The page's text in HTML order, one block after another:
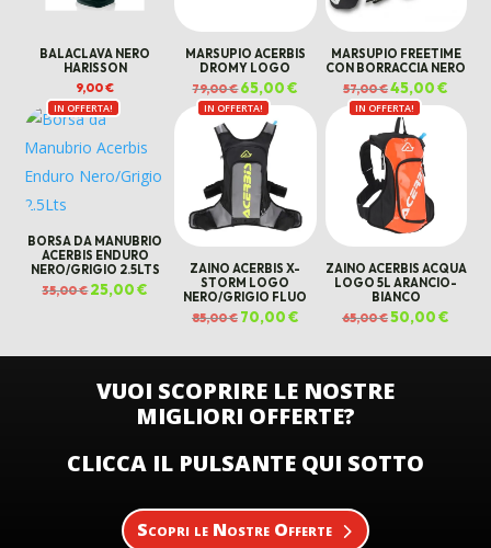
BALACLAVA NERO
HARISSON
9,00€
MARSUPIO ACERBIS
DROMY LOGO
79,00€Il
prezzo
originale
era:
79,00 €.
65,00€
attuale
65,00 €.
MARSUPIO FREETIME
CON BORRACCIA NERO
57,00€Il
prezzo
originale
era:
57,00 €.
45,00€
45,00
IN OFFERTA!
BORSA DA MANUBRIO
ACERBIS ENDURO
NERO/GRIGIO 2.5LTS
35,00€Il
prezzo
25,00€
prezzo
IN OFFERTA!
ZAINO ACERBIS X-
STORM LOGO
NERO/GRIGIO FLUO
85,00€ Il
prezzo
85,00 €.
70,00€Il
prezzo
70,00 €.
IN OFFERTA!
ZAINO ACERBIS ACQUA
LOGO 5L ARANCIO-
BIANCO
65,00€ Il
prezzo
65,00 €.
50,00€
50,00
VUOI SCOPRIRE LE NOSTRE
MIGLIORI OFFERTE?
CLICCA IL PULSANTE QUI SOTTO
Scopri le Nostre Offerte